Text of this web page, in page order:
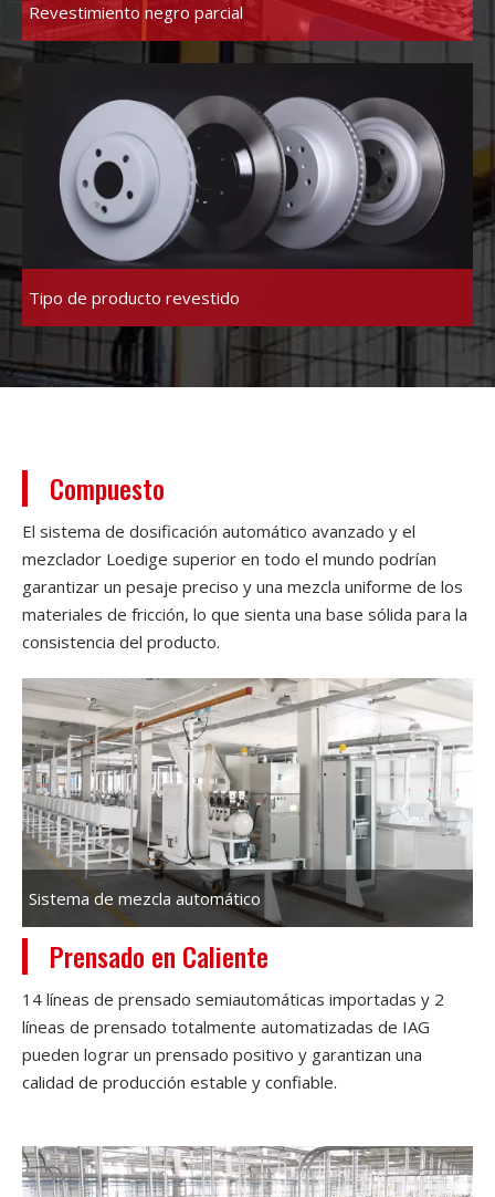
Revestimiento negro parcial
Tipo de producto revestido
Compuesto
El sistema de dosificación automático avanzado y el
mezclador Loedige superior en todo el mundo podrían
garantizar un pesaje preciso y una mezcla uniforme de los
materiales de fricción, lo que sienta una base sólida para la
consistencia del producto.
Sistema de mezcla automático
Prensado en Caliente
14 líneas de prensado semiautomáticas importadas y 2
líneas de prensado totalmente automatizadas de IAG
pueden lograr un prensado positivo y garantizan una
calidad de producción estable y confiable.